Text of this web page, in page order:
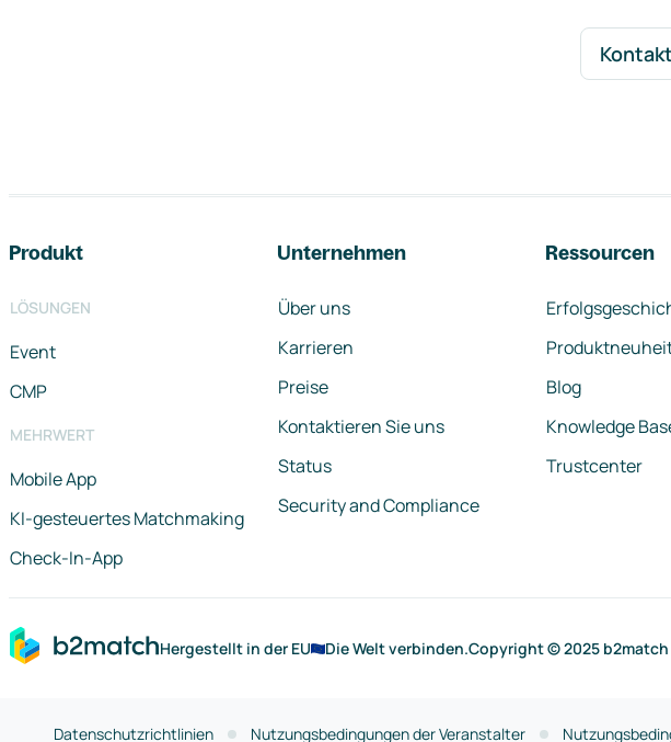
Produkt
LÖSUNGEN
Event
CMP
MEHRWERT
Mobile App
KI-gesteuertes Matchmaking
Check-In-App
Unternehmen
Über uns
Karrieren
Preise
Kontaktieren Sie uns
Status
Security and Compliance
Ressourcen
Blog
Knowledge
Trustcenter
Hergestellt in der EU Die Welt verbinden.Copyright © 2025 b2match
Datenschutzrichtlinien Nutzungsbedingungen der Veranstalter